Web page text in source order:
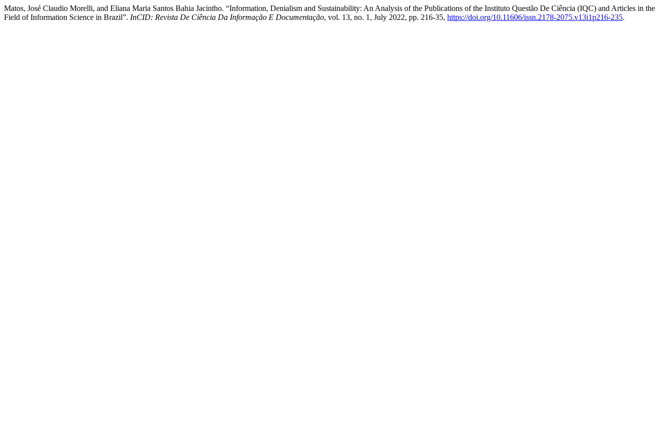
Matos, José Claudio Morelli, and Eliana Maria Santos Bahia Jacintho. “Information, Denialism and Sustainability: An Analysis of the Publications of the Instituto Questão De Ciência (IQC) and Articles in the
Field of Information Science in Brazil”. InCID: Revista De Ciência Da Informação E Documentação, vol. 13, no. 1, July 2022, pp. 216-35, https://doi.org/10.11606/issn.2178-2075.v13i1p216-235.